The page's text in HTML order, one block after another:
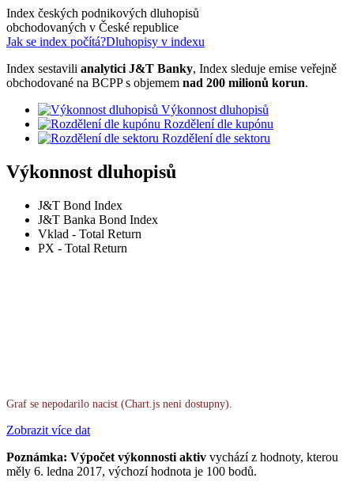
Index českých podnikových dluhopisů
obchodovaných v České republice
Jak se index počítá?Dluhopisy v indexu
Index sestavili analytici J&T Banky, Index sleduje emise veřejně
obchodované na BCPP s objemem nad 200 milionů korun.
Výkonnost dluhopisů
Rozdělení dle kupónu
Rozdělení dle sektoru
Výkonnost dluhopisů
J&T Bond Index
J&T Banka Bond Index
Vklad - Total Return
PX - Total Return
Graf se nepodarilo nacist (Chart.js neni dostupny).
Zobrazit více dat
Poznámka: Výpočet výkonnosti aktiv vychází z hodnoty, kterou
měly 6. ledna 2017, výchozí hodnota je 100 bodů.